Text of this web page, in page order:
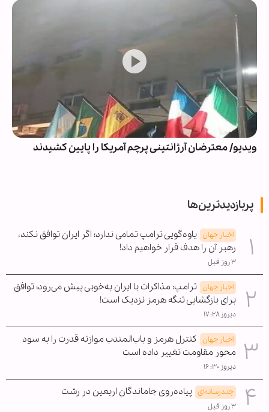
ویدیو/ معترضان آرژانتینی پرچم آمریکا را پایین کشیدند
پربازدیدترین‌ها
اخبار جهان یاوه‌گویی ترامپ تمامی ندارد؛ اگر ایران توافق نکند،
رهبر آن را هدف قرار خواهیم داد!
۳ روز قبل
اخبار جهان ترامپ: مذاکرات با ایران به‌خوبی پیش می‌رود؛ توافق
برای بازگشایی تنگه هرمز نزدیک است!
دیروز ۱۷:۲۸
اخبار جهان کنترل هرمز و باب‌المندب موازنه قدرت را به سود
محور مقاومت تغییر داده است
دیروز ۱۶:۳۰
چندرسانه‌ای پیاده‌روی جاماندگان اربعین در رشت
۳ روز قبل